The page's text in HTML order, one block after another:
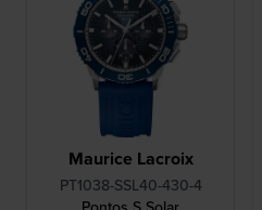
Maurice Lacroix
PT1038-SSL40-430-4